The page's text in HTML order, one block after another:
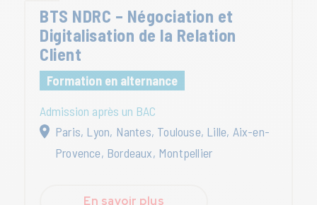
BTS NDRC – Négociation et
Digitalisation de la Relation
Client
Formation en alternance
Admission après un BAC
Paris, Lyon, Nantes, Toulouse, Lille, Aix-en-
Provence, Bordeaux, Montpellier
En savoir plus